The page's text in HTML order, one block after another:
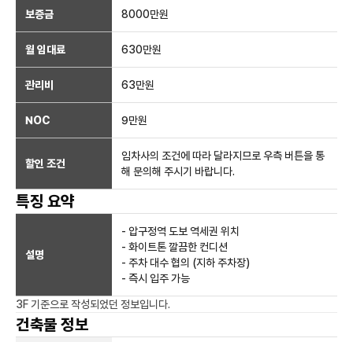
보증금 8000만원
월 임대료 630만원
관리비 63만원
NOC 9만원
할인 조건
임차사의 조건에 따라 달라지므로 우측 버튼을 통
해 문의해 주시기 바랍니다.
특징 요약
설명
- 압구정역 도보 역세권 위치
- 화이트톤 깔끔한 컨디션
- 주차 대수 협의 (지하 주차장)
- 즉시 입주 가능
3F 기준으로 작성되었던 정보입니다.
건축물 정보